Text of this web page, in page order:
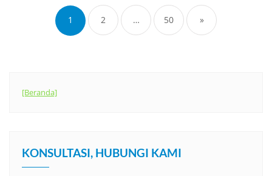
navigation
1 2 … 50 »
[Beranda]
KONSULTASI, HUBUNGI KAMI